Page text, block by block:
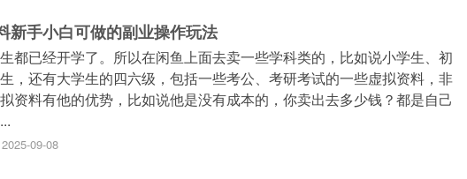
新手小白可做的副业操作玩法
都已经开学了。所以在闲鱼上面去卖一些学科类的，比如说小学生、初
，还有大学生的四六级，包括一些考公、考研考试的一些虚拟资料，非
资料有他的优势，比如说他是没有成本的，你卖出去多少钱？都是自己
2025-09-08